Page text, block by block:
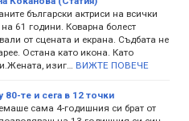
български актриси на всички
61 години. Коварна болест
от сцената и екрана. Съдбата не
Остана като икона. Като
изиг…
ВИЖТЕ ПОВЕЧЕ
80-те и сега в 12 точки
сама 4-годишния си брат от